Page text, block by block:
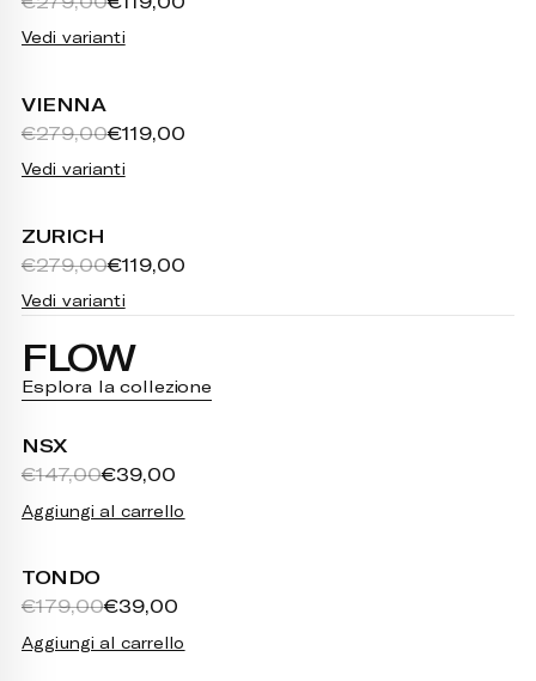
Vedi varianti
VIENNA
€279,00€119,00
Vedi varianti
ZURICH
€279,00€119,00
Vedi varianti
FLOW
Esplora la collezione
NSX
€147,00€39,00
Aggiungi al carrello
TONDO
€179,00€39,00
Aggiungi al carrello